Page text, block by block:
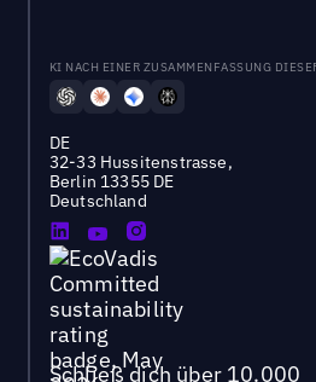
KI NACH EINER ZUSAMMENFASSUNG
DE
32-33 Hussitenstrasse,
Berlin 13355 DE
Deutschland
Schließ dich über 10.000